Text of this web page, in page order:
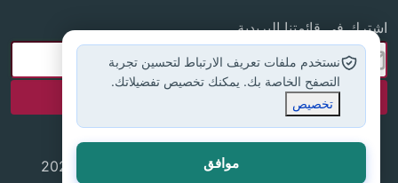
اشترك في قائمتنا البريدية
جميع الحقوق محفوظة لموقع إسلام أون لاين © 2025
نستخدم ملفات تعريف الارتباط لتحسين تجربة
التصفح الخاصة بك. يمكنك تخصيص تفضيلاتك.
تخصيص
موافق